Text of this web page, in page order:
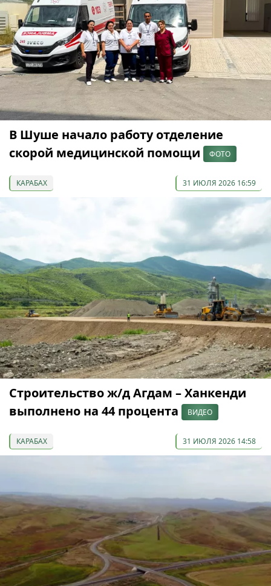
В Шуше начало работу отделение
скорой медицинской помощи
ФОТО
КАРАБАХ 31 ИЮЛЯ 2026 16:59
Строительство ж/д Агдам – Ханкенди
выполнено на 44 процента
ВИДЕО
КАРАБАХ 31 ИЮЛЯ 2026 14:58